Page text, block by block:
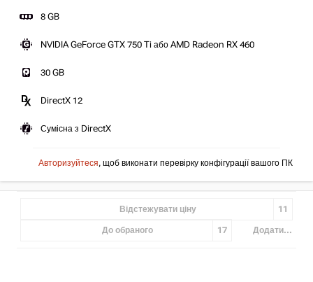
8 GB
NVIDIA GeForce GTX 750 Ti або AMD Radeon RX 460
30 GB
DirectX 12
Сумісна з DirectX
Авторизуйтеся, щоб виконати перевірку конфігурації вашого ПК
Відстежувати ціну 11
До обраного 17 Додати...